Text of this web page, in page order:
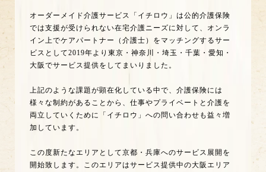
オーダーメイド介護サービス「イチロウ」は公的介護保険
では支援が受けられない在宅介護ニーズに対して、オンラ
イン上でケアパートナー（介護士）をマッチングするサー
ビスとして2019年より東京・神奈川・埼玉・千葉・愛知・
大阪でサービス提供をしてまいりました。
上記のような課題が顕在化している中で、介護保険には
様々な制約があることから、仕事やプライベートと介護を
両立していくために「イチロウ」への問い合わせも益々増
加しています。
この度新たなエリアとして京都・兵庫へのサービス展開を
開始致します。このエリアはサービス提供中の大阪エリア